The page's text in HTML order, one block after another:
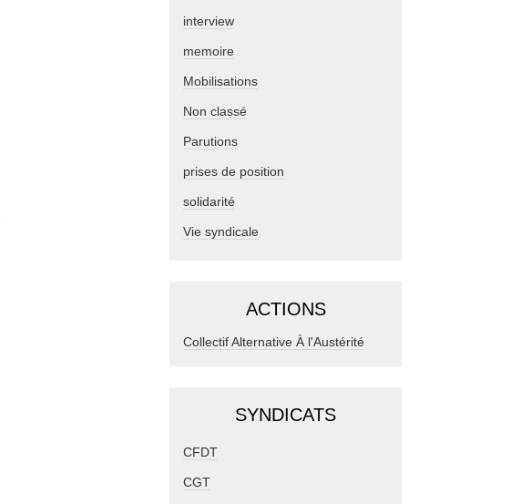
interview
memoire
Mobilisations
Non classé
Parutions
prises de position
solidarité
Vie syndicale
ACTIONS
Collectif Alternative À l'Austérité
SYNDICATS
CFDT
CGT